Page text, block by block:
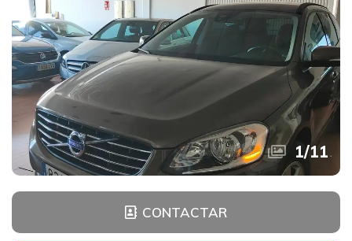
1/11
CONTACTAR